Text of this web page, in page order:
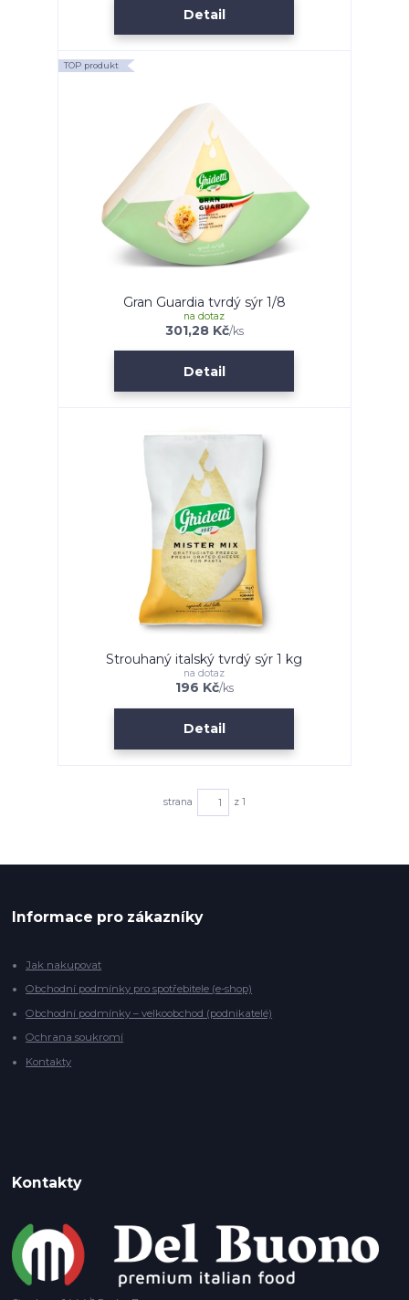
Detail
TOP produkt
Gran Guardia tvrdý sýr 1/8
301,28 Kč/ks
na dotaz
Detail
Strouhaný italský tvrdý sýr 1 kg
196 Kč/ks
na dotaz
Detail
strana z 1
Informace pro zákazníky
Jak nakupovat
Obchodní podmínky pro spotřebitele (e-shop)
Obchodní podmínky – velkoobchod (podnikatelé)
Ochrana soukromí
Kontakty
Kontakty